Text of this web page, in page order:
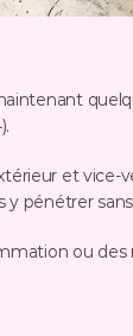
et vice-
y pénétrer
ou des